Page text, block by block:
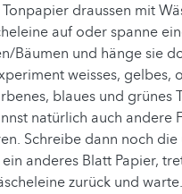
draussen mit
auf oder spanne
Bäumen und hänge sie
weisses, gelbes,
blaues und grünes
natürlich auch andere
Schreibe dann noch
anderes Blatt Papier,
zurück und warte.